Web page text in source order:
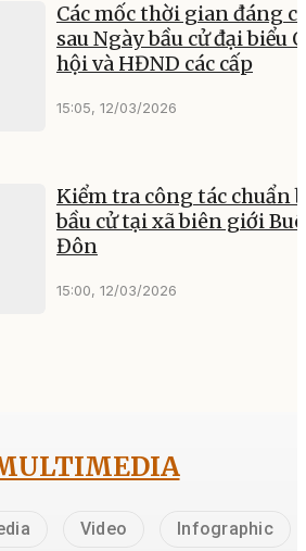
Các mốc thời gian đáng
sau Ngày bầu cử đại biểu
hội và HĐND các cấp
15:05, 12/03/2026
Kiểm tra công tác chuẩn
bầu cử tại xã biên giới
Đôn
15:00, 12/03/2026
Video Infographic